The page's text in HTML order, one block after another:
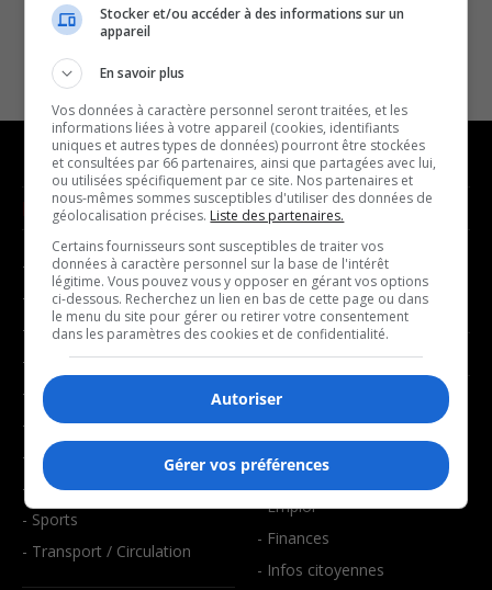
NOUVELLES
- Affaires municipales
- Communauté / Social
- Culture
- Économie
- Éducation
- Environnement
- Faits divers
- Santé et bien-être
- Sports
- Transport / Circulation
MUSIQUE
- Décompte franco
- Joué récemment
BALADOS
- Affaires
- Art de vivre
- Bien-être
- Emploi
- Finances
- Infos citoyennes
Stocker et/ou accéder à des informations sur un
appareil
En savoir plus
Vos données à caractère personnel seront traitées, et les
informations liées à votre appareil (cookies, identifiants
uniques et autres types de données) pourront être stockées
et consultées par 66 partenaires, ainsi que partagées avec lui,
ou utilisées spécifiquement par ce site. Nos partenaires et
nous-mêmes sommes susceptibles d'utiliser des données de
géolocalisation précises. Liste des partenaires.
Certains fournisseurs sont susceptibles de traiter vos
données à caractère personnel sur la base de l'intérêt
légitime. Vous pouvez vous y opposer en gérant vos options
ci-dessous. Recherchez un lien en bas de cette page ou dans
le menu du site pour gérer ou retirer votre consentement
dans les paramètres des cookies et de confidentialité.
Autoriser
Gérer vos préférences